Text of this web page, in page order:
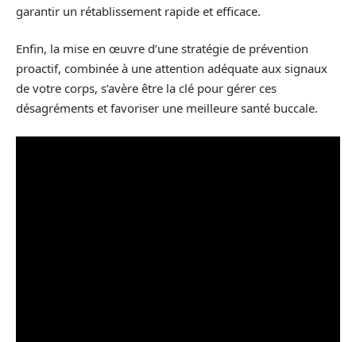
garantir un rétablissement rapide et efficace.
Enfin, la mise en œuvre d’une stratégie de prévention
proactif, combinée à une attention adéquate aux signaux
de votre corps, s’avère être la clé pour gérer ces
désagréments et favoriser une meilleure santé buccale.